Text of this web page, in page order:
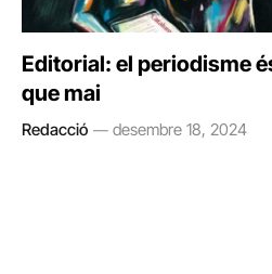
Editorial: el periodisme
que mai
Redacció desembre 18, 2024